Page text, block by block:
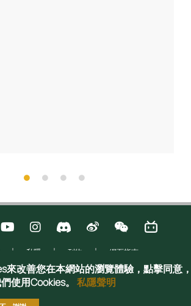
私隱 刊物
網頁指南
Office, The Registry, The University of Hong
Kong. All rights reserved.
來改善您在本網站的瀏覽體驗，點擊同意
使用Cookies。私隱聲明